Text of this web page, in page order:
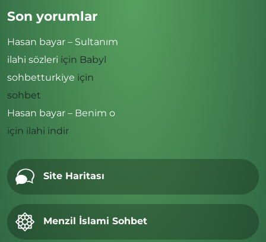
Son yorumlar
Hasan bayar – Sultanım
ilahi sözleri için Babyl
sohbetturkiye için
sohbet
Hasan bayar – Benim o
için ilahi indir
Site Haritası
Menzil İslami Sohbet